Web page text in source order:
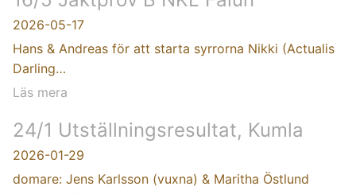
2026-05-17
Hans & Andreas för att starta syrrorna Nikki (Actualis
Darling…
Läs mera
24/1 Utställningsresultat, Kumla
2026-01-29
domare: Jens Karlsson (vuxna) & Maritha Östlund